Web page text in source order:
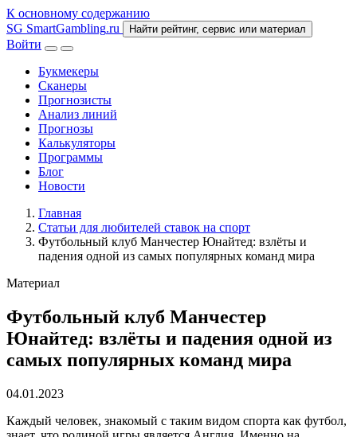
К основному содержанию
SG SmartGambling.ru Найти рейтинг, сервис или материал
Войти
Букмекеры
Сканеры
Прогнозисты
Анализ линий
Прогнозы
Калькуляторы
Программы
Блог
Новости
Главная
Статьи для любителей ставок на спорт
Футбольный клуб Манчестер Юнайтед: взлёты и
падения одной из самых популярных команд мира
Материал
Футбольный клуб Манчестер
Юнайтед: взлёты и падения одной из
самых популярных команд мира
04.01.2023
Каждый человек, знакомый с таким видом спорта как футбол,